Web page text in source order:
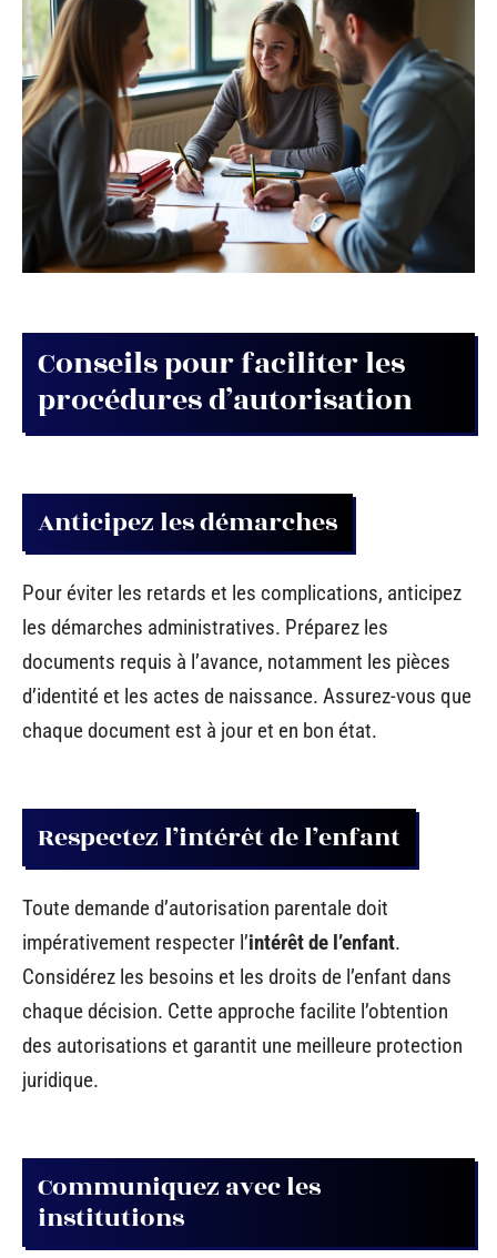
Conseils pour faciliter les
procédures d’autorisation
Anticipez les démarches
Pour éviter les retards et les complications, anticipez
les démarches administratives. Préparez les
documents requis à l’avance, notamment les pièces
d’identité et les actes de naissance. Assurez-vous que
chaque document est à jour et en bon état.
Respectez l’intérêt de l’enfant
Toute demande d’autorisation parentale doit
impérativement respecter l’intérêt de l’enfant.
Considérez les besoins et les droits de l’enfant dans
chaque décision. Cette approche facilite l’obtention
des autorisations et garantit une meilleure protection
juridique.
Communiquez avec les
institutions